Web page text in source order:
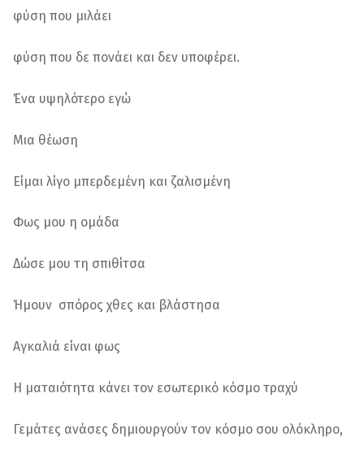
φύση που μιλάει
φύση που δε πονάει και δεν υποφέρει.
Ένα υψηλότερο εγώ
Μια θέωση
Είμαι λίγο μπερδεμένη και ζαλισμένη
Φως μου η ομάδα
Δώσε μου τη σπιθίτσα
Ήμουν σπόρος χθες και βλάστησα
Αγκαλιά είναι φως
Η ματαιότητα κάνει τον εσωτερικό κόσμο τραχύ
Γεμάτες ανάσες δημιουργούν τον κόσμο σου ολόκληρο,